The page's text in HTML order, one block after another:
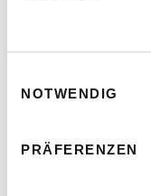
NOTWENDIG
PRÄFERENZEN
Do 3.9.2026